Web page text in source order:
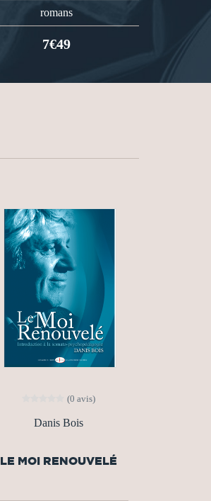
romans
7€49
(0 avis)
Danis Bois
LE MOI RENOUVELÉ